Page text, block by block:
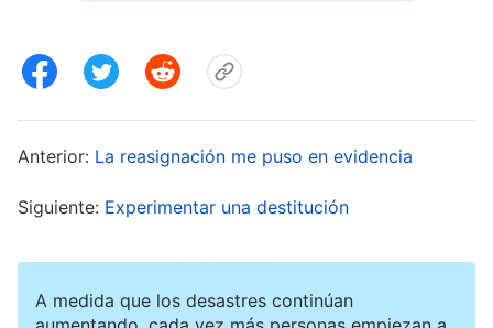
vez más desfavorable, y mi actitud hacia él se
hablar con entusiasmo y alegría sobre sus
el centro de atención otra vez!”. Después,
quería participar y deseaba con ansias que
Anterior: La reasignación me puso en evidencia
Siguiente: Experimentar una destitución
A medida que los desastres continúan